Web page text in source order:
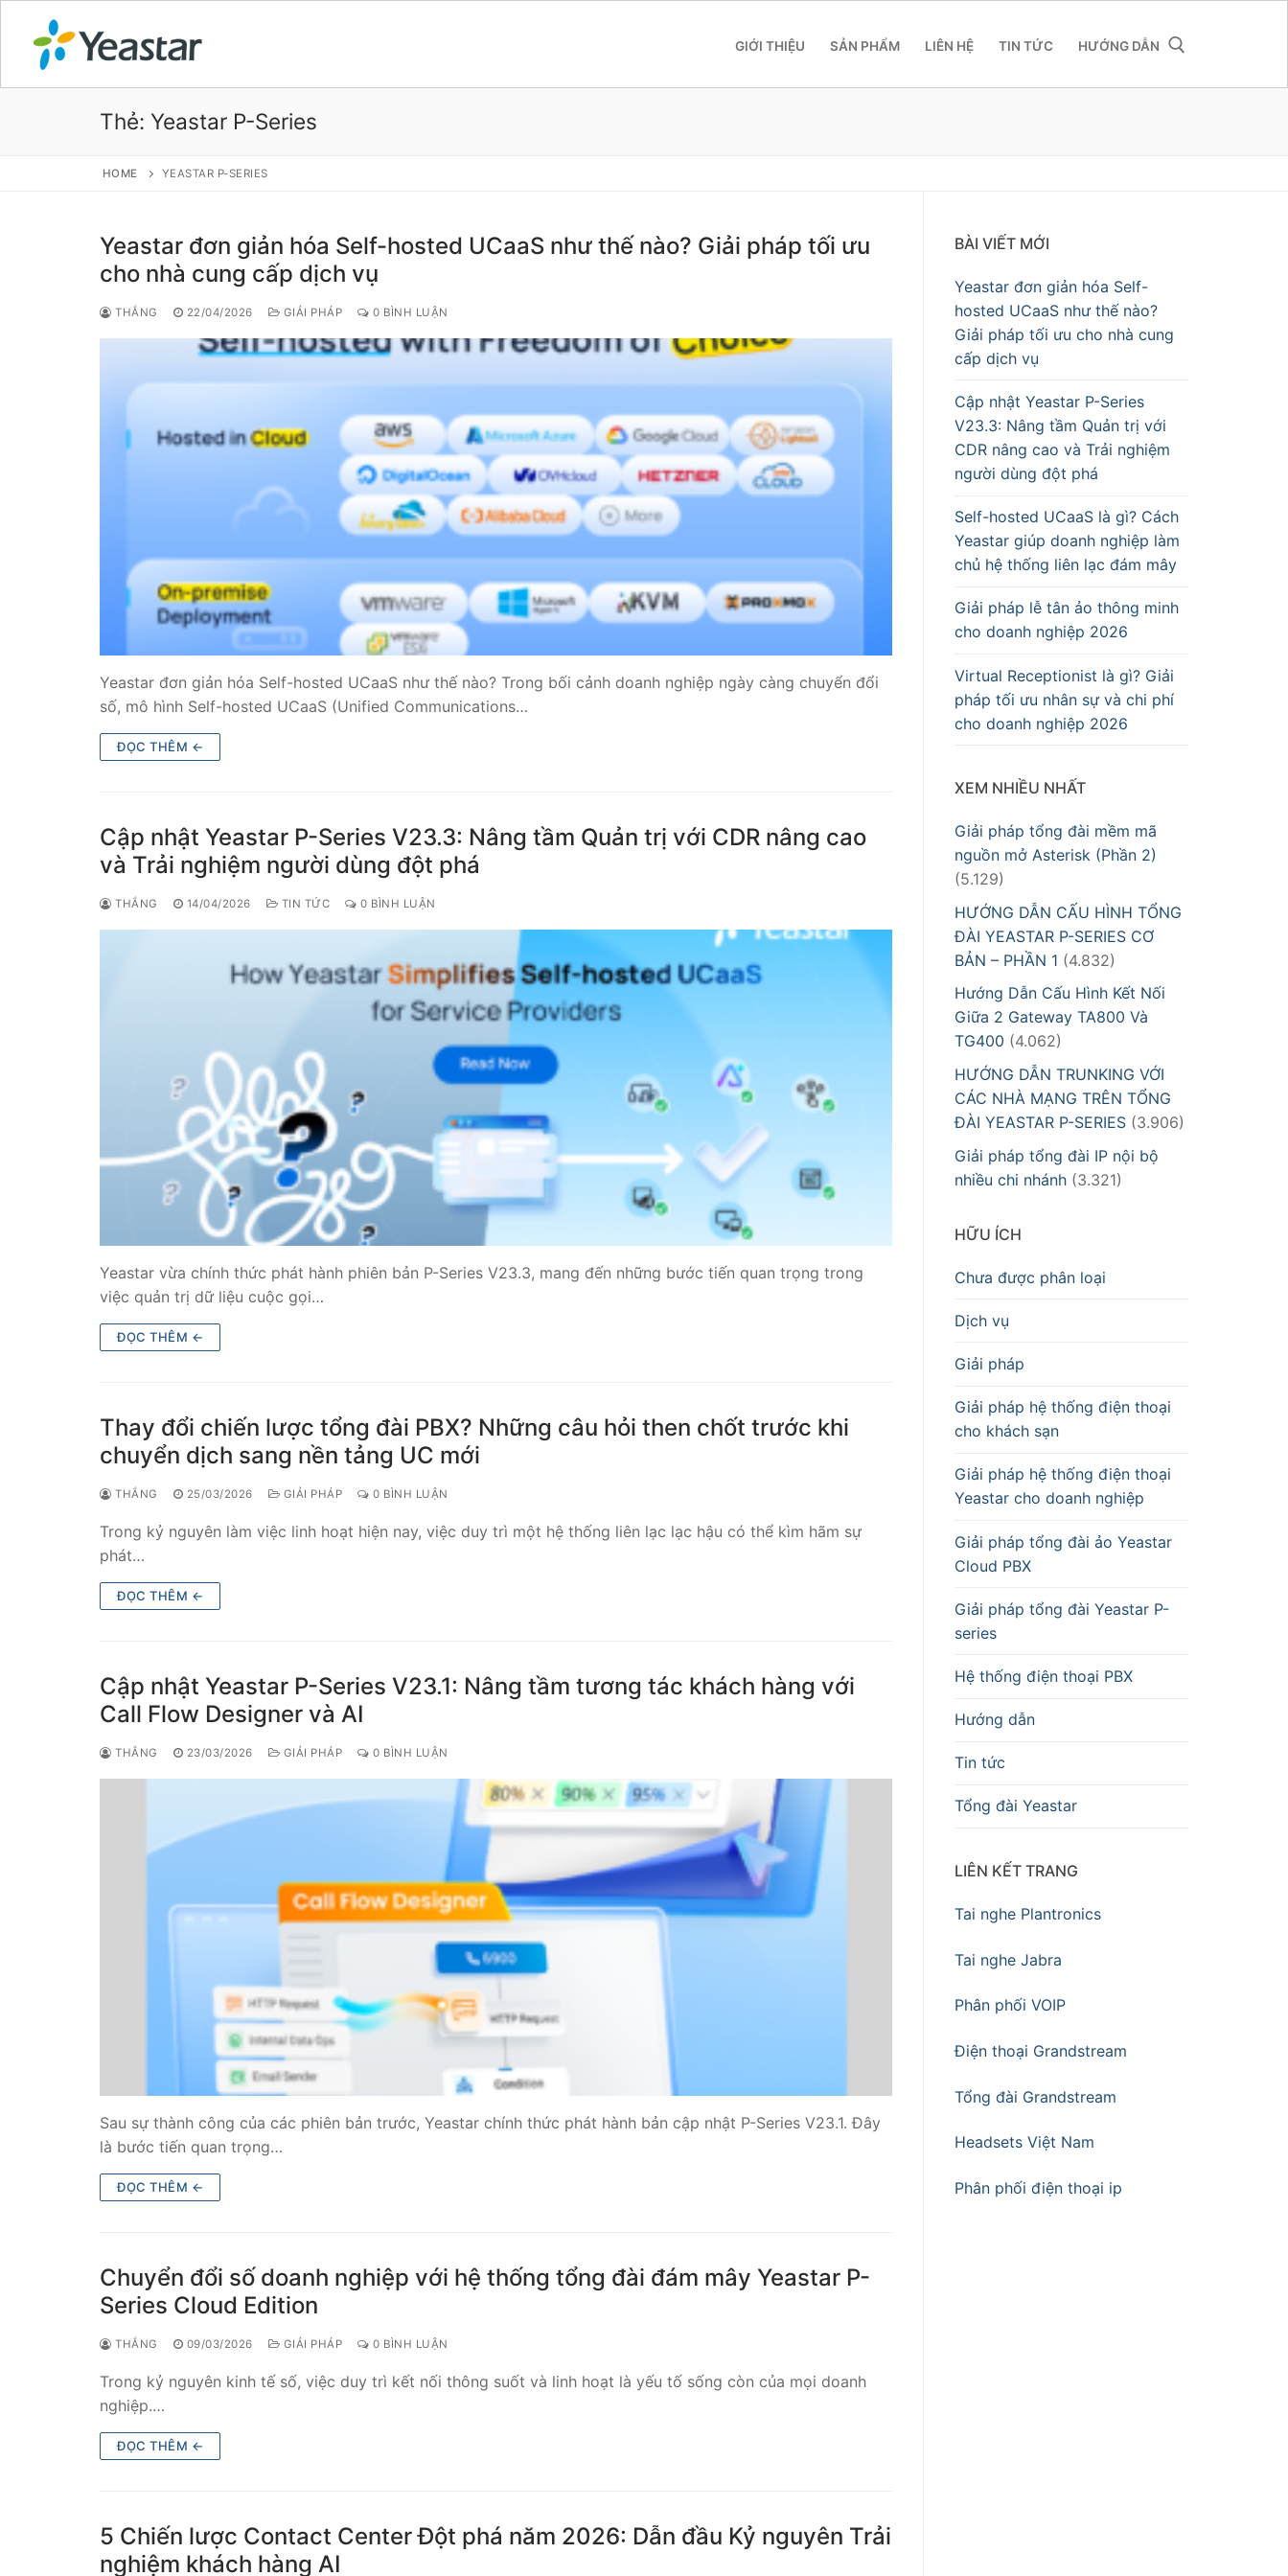
GIỚI THIỆU SẢN PHẨM LIÊN HỆ TIN TỨC HƯỚNG DẪN
VOIP PBX FOR SME
Tổng đài VoIP Yeastar S20
Tổng đài VoIP Yeastar S100
Tổng đài VoIP Yeastar S300
HOSTED PHONE SYSTEM
IPPBX FOR LARGE ENTERPRISES
Tổng đài Yeastar K2
FXS VoIP Gateway
E1 / T1 / PRI VoIP Gateway
PRI VoIP Gateway TE100
BRI VoIP Gateway
TIN TỨC
HƯỚNG DẪN
Thẻ: Yeastar P-Series
HOME YEASTAR P-SERIES
Yeastar đơn giản hóa Self-hosted UCaaS như thế nào? Giải pháp tối ưu
cho nhà cung cấp dịch vụ
THẮNG 22/04/2026 GIẢI PHÁP 0 BÌNH LUẬN
Yeastar đơn giản hóa Self-hosted UCaaS như thế nào? Trong bối cảnh doanh nghiệp ngày càng chuyển đổi
số, mô hình Self-hosted UCaaS (Unified Communications…
ĐỌC THÊM ←
Cập nhật Yeastar P-Series V23.3: Nâng tầm Quản trị với CDR nâng cao
và Trải nghiệm người dùng đột phá
THẮNG 14/04/2026 TIN TỨC 0 BÌNH LUẬN
Yeastar vừa chính thức phát hành phiên bản P-Series V23.3, mang đến những bước tiến quan trọng trong
việc quản trị dữ liệu cuộc gọi…
ĐỌC THÊM ←
Thay đổi chiến lược tổng đài PBX? Những câu hỏi then chốt trước khi
chuyển dịch sang nền tảng UC mới
THẮNG 25/03/2026 GIẢI PHÁP 0 BÌNH LUẬN
Trong kỷ nguyên làm việc linh hoạt hiện nay, việc duy trì một hệ thống liên lạc lạc hậu có thể kìm hãm sự
phát…
ĐỌC THÊM ←
Cập nhật Yeastar P-Series V23.1: Nâng tầm tương tác khách hàng với
Call Flow Designer và AI
THẮNG 23/03/2026 GIẢI PHÁP 0 BÌNH LUẬN
Sau sự thành công của các phiên bản trước, Yeastar chính thức phát hành bản cập nhật P-Series V23.1. Đây
là bước tiến quan trọng…
ĐỌC THÊM ←
Chuyển đổi số doanh nghiệp với hệ thống tổng đài đám mây Yeastar P-
Series Cloud Edition
THẮNG 09/03/2026 GIẢI PHÁP 0 BÌNH LUẬN
Trong kỷ nguyên kinh tế số, việc duy trì kết nối thông suốt và linh hoạt là yếu tố sống còn của mọi doanh
nghiệp.…
ĐỌC THÊM ←
5 Chiến lược Contact Center Đột phá năm 2026: Dẫn đầu Kỷ nguyên Trải
nghiệm khách hàng AI
BÀI VIẾT MỚI
Yeastar đơn giản hóa Self-
hosted UCaaS như thế nào?
Giải pháp tối ưu cho nhà cung
cấp dịch vụ
Cập nhật Yeastar P-Series
V23.3: Nâng tầm Quản trị với
CDR nâng cao và Trải nghiệm
người dùng đột phá
Self-hosted UCaaS là gì? Cách
Yeastar giúp doanh nghiệp làm
chủ hệ thống liên lạc đám mây
Giải pháp lễ tân ảo thông minh
cho doanh nghiệp 2026
Virtual Receptionist là gì? Giải
pháp tối ưu nhân sự và chi phí
cho doanh nghiệp 2026
XEM NHIỀU NHẤT
Giải pháp tổng đài mềm mã
nguồn mở Asterisk (Phần 2)
(5.129)
HƯỚNG DẪN CẤU HÌNH TỔNG
ĐÀI YEASTAR P-SERIES CƠ
BẢN – PHẦN 1 (4.832)
Hướng Dẫn Cấu Hình Kết Nối
Giữa 2 Gateway TA800 Và
TG400 (4.062)
HƯỚNG DẪN TRUNKING VỚI
CÁC NHÀ MẠNG TRÊN TỔNG
ĐÀI YEASTAR P-SERIES (3.906)
Giải pháp tổng đài IP nội bộ
nhiều chi nhánh (3.321)
HỮU ÍCH
Chưa được phân loại
Dịch vụ
Giải pháp
Giải pháp hệ thống điện thoại
cho khách sạn
Giải pháp hệ thống điện thoại
Yeastar cho doanh nghiệp
Giải pháp tổng đài ảo Yeastar
Cloud PBX
Giải pháp tổng đài Yeastar P-
series
Hệ thống điện thoại PBX
Hướng dẫn
Tin tức
Tổng đài Yeastar
LIÊN KẾT TRANG
Tai nghe Plantronics
Tai nghe Jabra
Phân phối VOIP
Điện thoại Grandstream
Tổng đài Grandstream
Headsets Việt Nam
Phân phối điện thoại ip